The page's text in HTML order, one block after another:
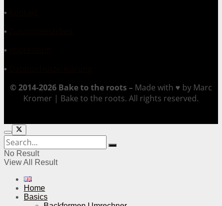
▪
▪
▪
▪
© 2014-2026 Bake to the roots – Made with ♥ by Marc
Kromer | Bake to the roots. All rights reserved.
No Result
View All Result
Home
Basics